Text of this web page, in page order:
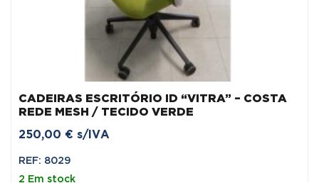
CADEIRAS ESCRITÓRIO ID “VITRA” – COSTA
REDE MESH / TECIDO VERDE
250,00 € s/IVA
REF: 8029
2 Em stock